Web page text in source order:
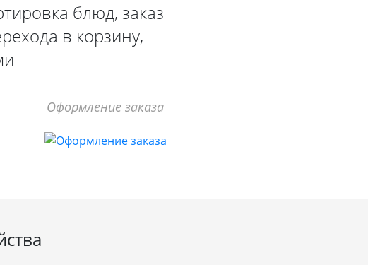
блюд, заказ
в корзину,
Оформление заказа